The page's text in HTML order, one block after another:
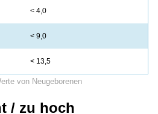
von Neugeborenen
< 4,0
< 9,0
< 13,5
/ zu hoch